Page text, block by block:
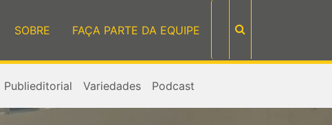
SOBRE FAÇA PARTE DA EQUIPE
Publieditorial Variedades Podcast